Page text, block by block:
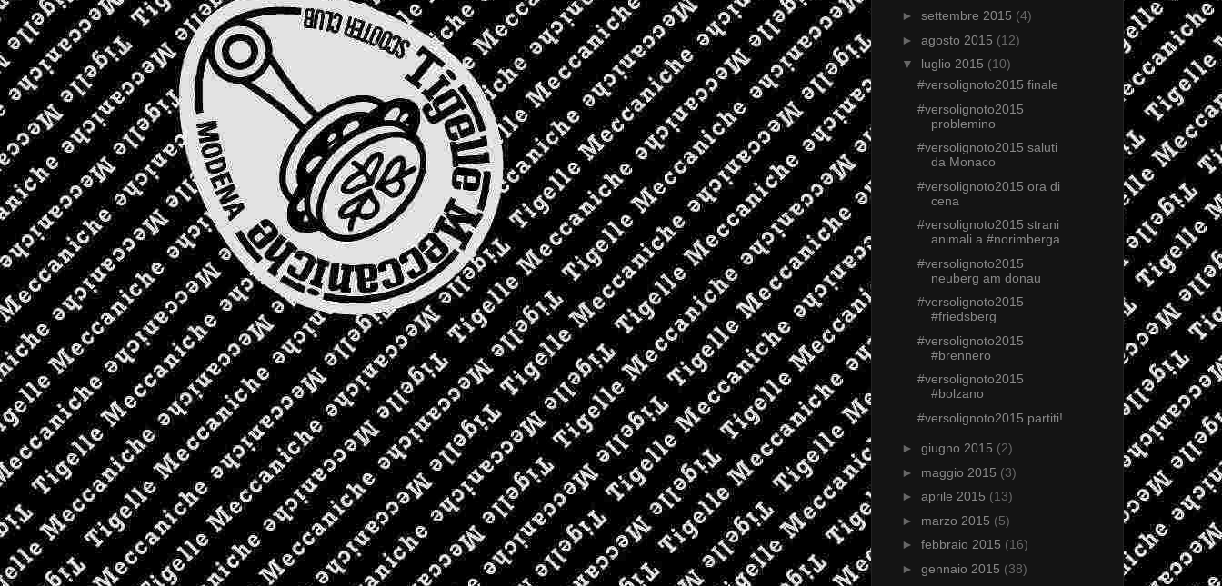
► settembre 2015 (4)
► agosto 2015 (12)
▼ luglio 2015 (10)
#versolignoto2015 finale
#versolignoto2015
problemino
#versolignoto2015 saluti
da Monaco
#versolignoto2015 ora di
cena
#versolignoto2015 strani
animali a #norimberga
#versolignoto2015
neuberg am donau
#versolignoto2015
#friedsberg
#versolignoto2015
#brennero
#versolignoto2015
#bolzano
#versolignoto2015 partiti!
► giugno 2015 (2)
► maggio 2015 (3)
► aprile 2015 (13)
► marzo 2015 (5)
► febbraio 2015 (16)
► gennaio 2015 (38)